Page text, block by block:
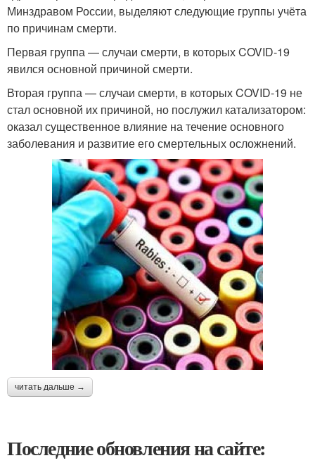
Минздравом России, выделяют следующие группы учёта
по причинам смерти.
Первая группа — случаи смерти, в которых COVID‑19
явился основной причиной смерти.
Вторая группа — случаи смерти, в которых COVID‑19 не
стал основной их причиной, но послужил катализатором:
оказал существенное влияние на течение основного
заболевания и развитие его смертельных осложнений.
читать дальше →
Последние обновления на сайте: